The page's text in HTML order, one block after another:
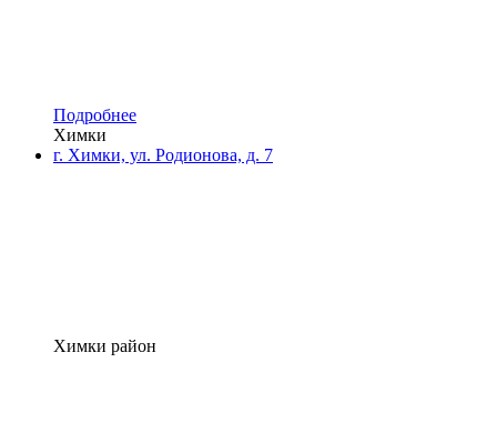
Подробнее
Химки
г. Химки, ул. Родионова, д. 7
Химки район